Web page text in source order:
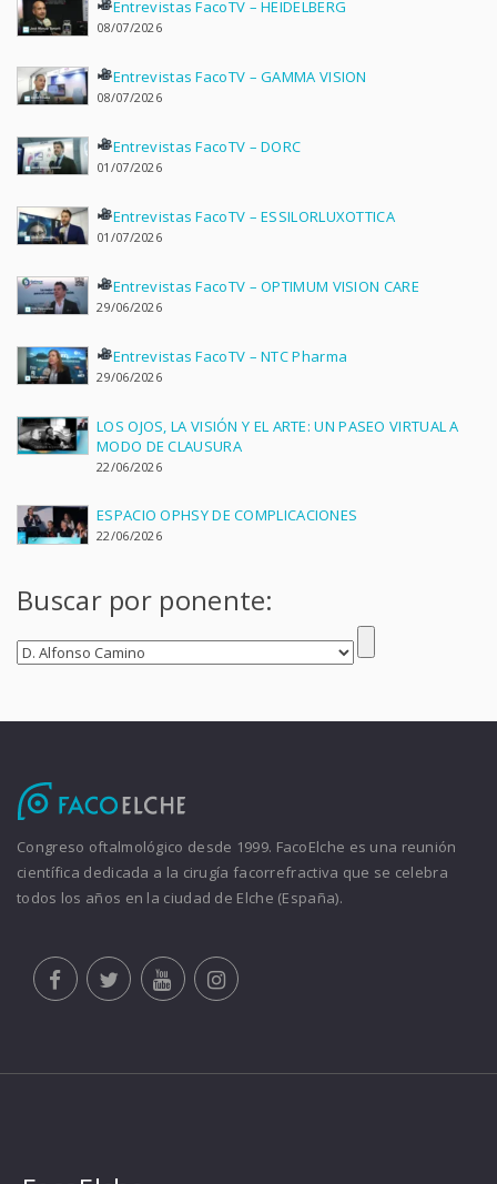
Entrevistas FacoTV – HEIDELBERG
08/07/2026
Entrevistas FacoTV – GAMMA VISION
08/07/2026
Entrevistas FacoTV – DORC
01/07/2026
Entrevistas FacoTV – ESSILORLUXOTTICA
01/07/2026
Entrevistas FacoTV – OPTIMUM VISION CARE
29/06/2026
Entrevistas FacoTV – NTC Pharma
29/06/2026
LOS OJOS, LA VISIÓN Y EL ARTE: UN PASEO VIRTUAL A
MODO DE CLAUSURA
22/06/2026
ESPACIO OPHSY DE COMPLICACIONES
22/06/2026
Buscar por ponente:
Congreso oftalmológico desde 1999. FacoElche es una reunión
científica dedicada a la cirugía facorrefractiva que se celebra
todos los años en la ciudad de Elche (España).